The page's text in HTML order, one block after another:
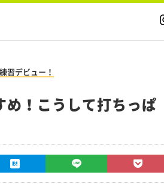
習デビュー！
め！こうして打ちっぱ